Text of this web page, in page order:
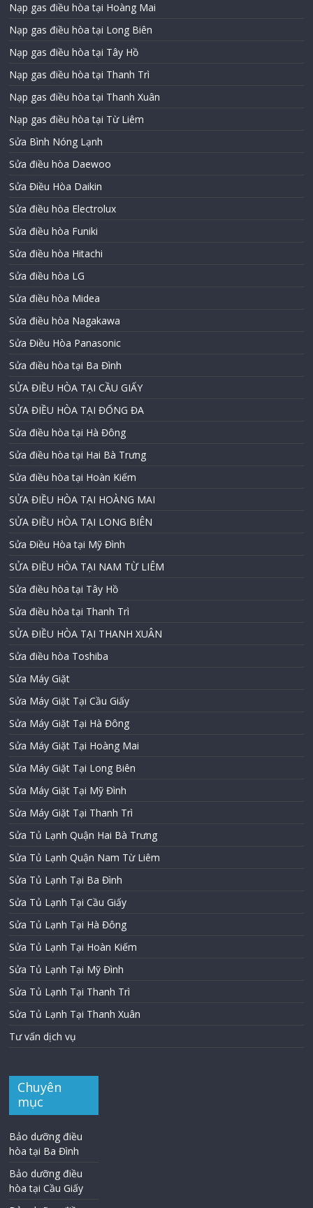
Nạp gas điều hòa tại Hoàng Mai
Nạp gas điều hòa tại Long Biên
Nạp gas điều hòa tại Tây Hồ
Nạp gas điều hòa tại Thanh Trì
Nạp gas điều hòa tại Thanh Xuân
Nạp gas điều hòa tại Từ Liêm
Sửa Bình Nóng Lạnh
Sửa điều hòa Daewoo
Sửa Điều Hòa Daikin
Sửa điều hòa Electrolux
Sửa điều hòa Funiki
Sửa điều hòa Hitachi
Sửa điều hòa LG
Sửa điều hòa Midea
Sửa điều hòa Nagakawa
Sửa Điều Hòa Panasonic
Sửa điều hòa tại Ba Đình
SỬA ĐIỀU HÒA TẠI CẦU GIẤY
SỬA ĐIỀU HÒA TẠI ĐỐNG ĐA
Sửa điều hòa tại Hà Đông
Sửa điều hòa tại Hai Bà Trưng
Sửa điều hòa tại Hoàn Kiếm
SỬA ĐIỀU HÒA TẠI HOÀNG MAI
SỬA ĐIỀU HÒA TẠI LONG BIÊN
Sửa Điều Hòa tại Mỹ Đình
SỬA ĐIỀU HÒA TẠI NAM TỪ LIÊM
Sửa điều hòa tại Tây Hồ
Sửa điều hòa tại Thanh Trì
SỬA ĐIỀU HÒA TẠI THANH XUÂN
Sửa điều hòa Toshiba
Sửa Máy Giặt
Sửa Máy Giặt Tại Cầu Giấy
Sửa Máy Giặt Tại Hà Đông
Sửa Máy Giặt Tại Hoàng Mai
Sửa Máy Giặt Tại Long Biên
Sửa Máy Giặt Tại Mỹ Đình
Sửa Máy Giặt Tại Thanh Trì
Sửa Tủ Lạnh Quận Hai Bà Trưng
Sửa Tủ Lạnh Quận Nam Từ Liêm
Sửa Tủ Lạnh Tại Ba Đình
Sửa Tủ Lạnh Tại Cầu Giấy
Sửa Tủ Lạnh Tại Hà Đông
Sửa Tủ Lạnh Tại Hoàn Kiếm
Sửa Tủ Lạnh Tại Mỹ Đình
Sửa Tủ Lạnh Tại Thanh Trì
Sửa Tủ Lạnh Tại Thanh Xuân
Tư vấn dịch vụ
Chuyên
mục
Bảo dưỡng điều
hòa tại Ba Đình
Bảo dưỡng điều
hòa tại Cầu Giấy